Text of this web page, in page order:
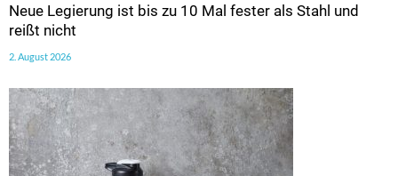
Neue Legierung ist bis zu 10 Mal fester als Stahl und
reißt nicht
2. August 2026